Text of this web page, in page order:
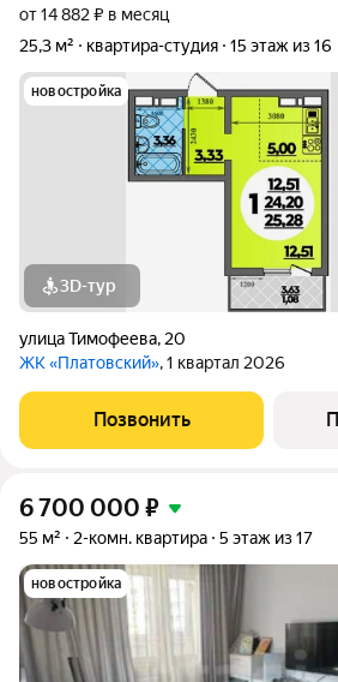
от 14 882 ₽ в месяц
25,3 м²
квартира-студия 15 этаж из 16
новостройка
3D-тур
улица Тимофеева, 20
ЖК «Платовский», 1 квартал 2026
Позвонить
6 700 000 ₽
55 м² 2-комн. квартира 5 этаж из 17
новостройка